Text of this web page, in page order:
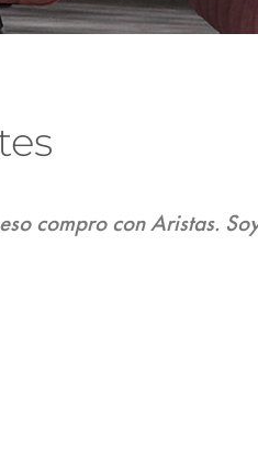
Creé la sala de mis